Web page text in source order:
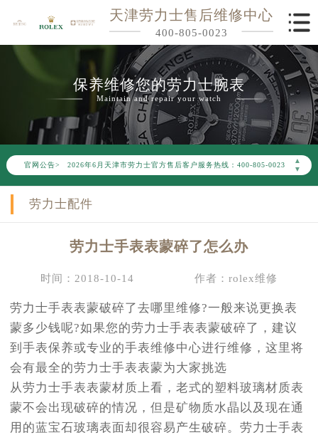
天津劳力士售后维修中心
400-805-0023
保养维修您的劳力士腕表
Maintain and repair your watch
官网公告>
▲
▼
2026年6月劳力士天津市售后服务网络优化升级公告
2026年6月天津市劳力士官方售后客户服务热线：400-805-0023
2026年6月劳力士售后服务中心最新网点地址：
节假日正常营业！
劳力士配件
劳力士手表表蒙碎了怎么办
时间：2018-10-14 作者：rolex维修
劳力士手表表蒙破碎了去哪里维修?一般来说更换表
蒙多少钱呢?如果您的劳力士手表表蒙破碎了，建议
到手表保养或专业的手表维修中心进行维修，这里将
会有最全的劳力士手表表蒙为大家挑选
从劳力士手表表蒙材质上看，老式的塑料玻璃材质表
蒙不会出现破碎的情况，但是矿物质水晶以及现在通
用的蓝宝石玻璃表面却很容易产生破碎。劳力士手表